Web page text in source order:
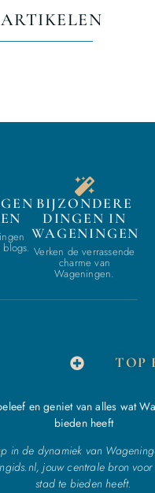
BIJZONDERE
DINGEN IN
WAGENINGEN
Verken de verrassende
charme van
Wageningen.
TOP
en geniet van alles wat
bieden heeft
in de dynamiek van
jouw centrale bron
stad te bieden heeft.